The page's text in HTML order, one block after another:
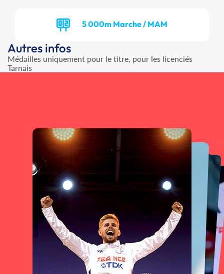
5 000m Marche / MAM
Autres infos
Médailles uniquement pour le titre, pour les licenciés
Tarnais